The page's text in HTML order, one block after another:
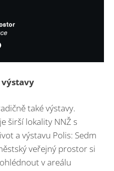
také výstavy.
širší lokality NNŽ s
a výstavu Polis: Sedm
veřejný prostor si
v areálu